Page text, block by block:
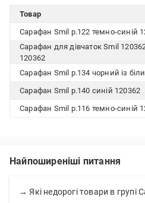
Товар
Сарафан Smil р.122 темно-синій
Сарафан для дівчаток Smil
120362
Сарафан Smil р.134 чорний із
Сарафан Smil р.140 синій 120362
Сарафан Smil р.116 темно-синій
Найпоширеніші питання
→ Які недорогі товари в групі